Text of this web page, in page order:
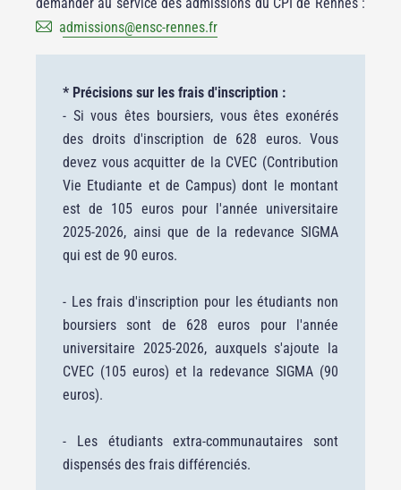
admissions@ensc-rennes.fr
* Précisions sur les frais d'inscription :
- Si vous êtes boursiers, vous êtes exonérés
des droits d'inscription de 628 euros. Vous
devez vous acquitter de la CVEC (Contribution
Vie Etudiante et de Campus) dont le montant
est de 105 euros pour l'année universitaire
2025-2026, ainsi que de la redevance SIGMA
qui est de 90 euros.
- Les frais d'inscription pour les étudiants non
boursiers sont de 628 euros pour l'année
universitaire 2025-2026, auxquels s'ajoute la
CVEC (105 euros) et la redevance SIGMA (90
euros).
- Les étudiants extra-communautaires sont
dispensés des frais différenciés.